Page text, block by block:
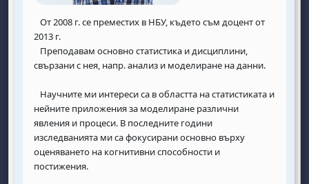
От 2008 г. се преместих в НБУ, където съм доцент от
2013 г.
Преподавам основно статистика и дисциплини,
свързани с нея, напр. анализ и моделиране на данни.
Научните ми интереси са в областта на статистиката и
нейните приложения за моделиране различни
явления и процеси. В последните години
изследванията ми са фокусирани основно върху
оценяването на когнитивни способности и
постижения.